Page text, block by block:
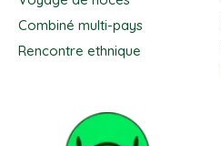
Combiné multi-pays
Rencontre ethnique